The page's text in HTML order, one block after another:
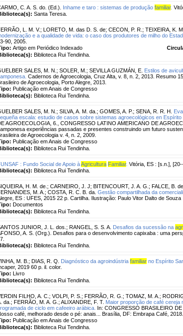
C. A. S. do. (Ed.). Inhame e taro : sistemas de produção familiar.
Santa Teresa.
L. M. V.; LORETO, M. das D. S. de; CECON, P. R. ; TEIXEIRA, K.
e a qualidade de vida: o caso dos produtores de milho do
90, 2005.
Artigo em Periódico Indexado
Biblioteca Rui Tendinha.
SALES, M. N. ; SOLER, M. ; SEVILLA GUZMÁN, E. Estilos de
Cadernos de Agroecologia, Cruz Alta, v. 8, n. 2, 2013. Resumo
de Agroecologia, Porto Alegre, 2013.
Publicação em Anais de Congresso
Biblioteca Rui Tendinha.
SALES, M. N. ; SILVA, A. M. da. ; GOMES, A. P. ; SENA, R. R. H.
escala: estudio de casos sobre sistemas agroecológicos en Espírito
AGROECOLOGIA, 6., CONGRESSO LATINO AMERICANO DE
experiências passadas e presentes construindo um futuro
de Agroecologia v. 4, n. 2, 2009.
Publicação em Anais de Congresso
Biblioteca Rui Tendinha.
: Fundo Social de Apoio àAgricultura Familiar. Vitória, ES : [s.n.],
Biblioteca Rui Tendinha.
H. M. de. ; CARNEIRO, J. J; BITENCOURT, J. A. G. ; FALCE, B.
M. A. ; COSTA, R. C. B. da. Gestão compartilhada da
ES : UFES, 2015 22 p. Cartilha. Ilustração: Paulo Vitor Dalto de Souza
Documentos
Biblioteca Rui Tendinha.
JUNIOR, J. L. dos. ; RANGEL, S. S. A. Desafios da sucessão na
A. S. (Org.). Desafios para o desenvolvimento capixaba : uma
Biblioteca Rui Tendinha.
M. B. ; DIAS, R. Q. Diagnóstico da agroindústria familiar no Espírito
2019 60 p. il. color.
Livro
Biblioteca Rui Tendinha.
FILHO, A. C. ; VOLPI, P. S. ; FERRÃO, R. G. ; TOMAZ, M. A. ;
da. ; FERRÃO, M. A. G. ; ALIXANDRE, F. T. Maior proporção de café cereja
de ciclo em cafeeiro arábica. In: CONGRESSO BRASILEIRO
café, melhorado desde o pé: anais... Brasília, DF: Embrapa Café, 2018.
Publicação em Anais de Congresso
Biblioteca Rui Tendinha.